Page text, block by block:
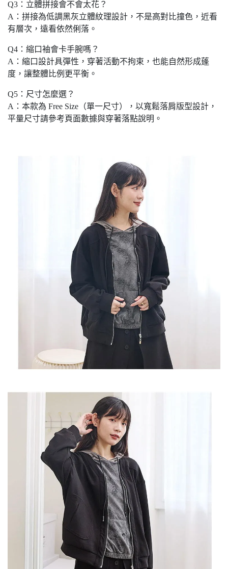
Q3：立體拼接會不會太花？
A：拼接為低調黑灰立體紋理設計，不是高對比撞色，近看
有層次，遠看依然俐落。
Q4：縮口袖會卡手腕嗎？
A：縮口設計具彈性，穿著活動不拘束，也能自然形成蓬
度，讓整體比例更平衡。
Q5：尺寸怎麼選？
A：本款為 Free Size（單一尺寸），以寬鬆落肩版型設計，
平量尺寸請參考頁面數據與穿著落點說明。